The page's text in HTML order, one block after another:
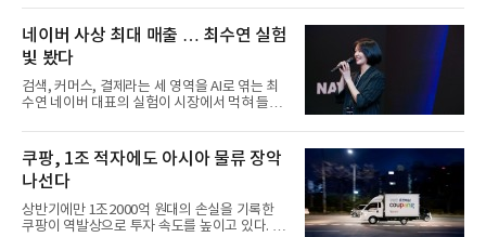
네이버 사상 최대 매출 … 최수연 실험
빛 봤다
검색, 커머스, 결제라는 세 영역을 AI로 엮는 최
수연 네이버 대표의 실험이 시장에서 먹혀 들어
쿠팡, 1조 적자에도 아시아 물류 장악
나선다
상반기에만 1조2000억 원대의 손실을 기록한
쿠팡이 역발상으로 투자 속도를 높이고 있다. 이